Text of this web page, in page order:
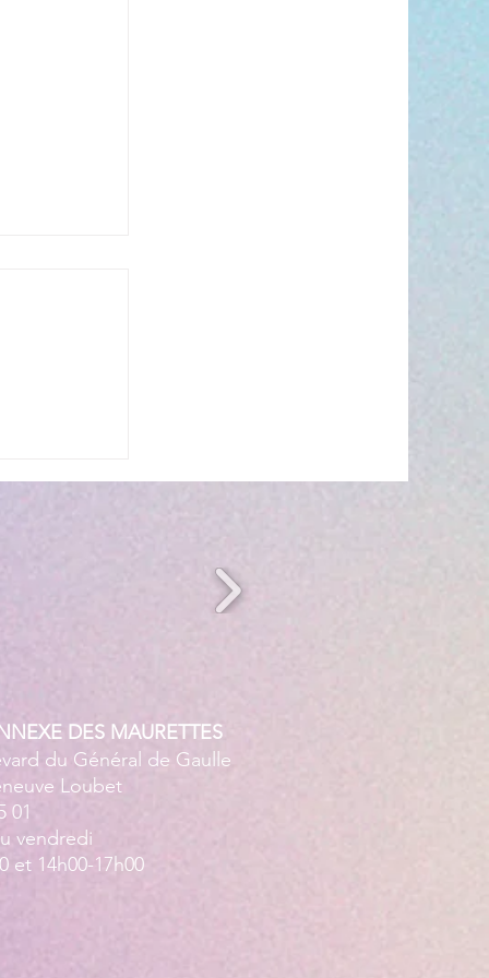
DES MAURETTES
du Général de Gaulle
Loubet
01
vendredi
et 14h00-17h00